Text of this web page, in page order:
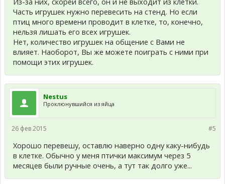
Часть игрушек нужно перевесить на стенд. Но если
птиц много времени проводит в клетке, то, конечно,
нельзя лишать его всех игрушек.
Нет, количество игрушек на общение с Вами не
влияет. Наоборот, Вы же можете поиграть с ними при
помощи этих игрушек.
Nestus
Проклюнувшийся из яйца
#5
26 фев 2015
Хорошо перевешу, оставлю наверно одну каку-нибудь
в клетке. Обычно у меня птички максимум через 5
месяцев были ручные очень, а тут так долго уже...